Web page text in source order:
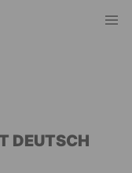
DEUTSCH